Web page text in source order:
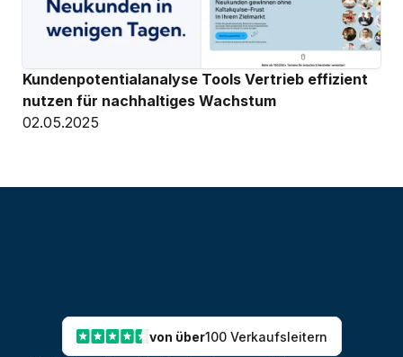
Kundenpotentialanalyse Tools Vertrieb effizient
nutzen für nachhaltiges Wachstum
02.05.2025
von über100 Verkaufsleitern